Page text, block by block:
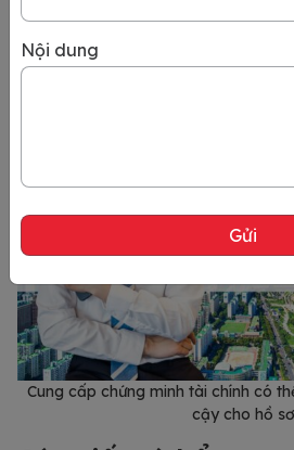
Cung cấp chứng minh tài chính có
cậy cho hồ sơ
Nội dung